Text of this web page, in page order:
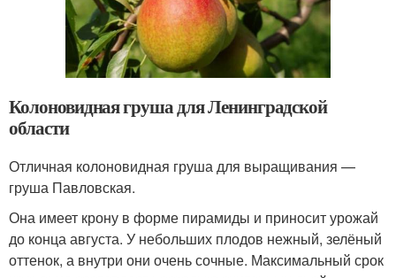
Колоновидная груша для Ленинградской
области
Отличная колоновидная груша для выращивания —
груша Павловская.
Она имеет крону в форме пирамиды и приносит урожай
до конца августа. У небольших плодов нежный, зелёный
оттенок, а внутри они очень сочные. Максимальный срок